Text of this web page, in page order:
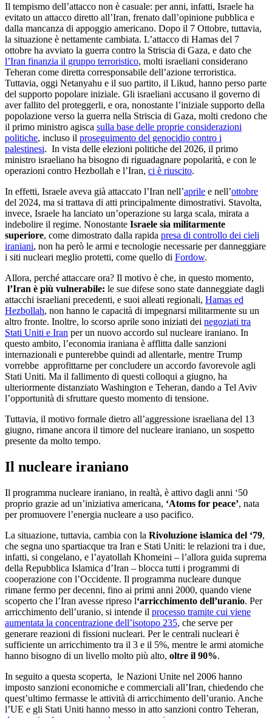
Il tempismo dell’attacco non è casuale: per anni, infatti, Israele ha
evitato un attacco diretto all’Iran, frenato dall’opinione pubblica e
dalla mancanza di appoggio americano. Dopo il 7 Ottobre, tuttavia,
la situazione è nettamente cambiata. L’attacco di Hamas del 7
ottobre ha avviato la guerra contro la Striscia di Gaza, e dato che
l’Iran finanzia il gruppo terroristico, molti israeliani considerano
Teheran come diretta corresponsabile dell’azione terroristica.
Tuttavia, oggi Netanyahu e il suo partito, il Likud, hanno perso parte
del supporto popolare iniziale. Gli israeliani accusano il governo di
aver fallito del proteggerli, e ora, nonostante l’iniziale supporto della
popolazione verso la guerra nella Striscia di Gaza, molti credono che
il primo ministro agisca sulla base delle proprie considerazioni
politiche, incluso il proseguimento del genocidio contro i
palestinesi. In vista delle elezioni politiche del 2026, il primo
ministro israeliano ha bisogno di riguadagnare popolarità, e con le
operazioni contro Hezbollah e l’Iran, ci è riuscito.
In effetti, Israele aveva già attaccato l’Iran nell’aprile e nell’ottobre
del 2024, ma si trattava di atti principalmente dimostrativi. Stavolta,
invece, Israele ha lanciato un’operazione su larga scala, mirata a
indebolire il regime. Nonostante Israele sia militarmente
superiore, come dimostrato dalla rapida presa di controllo dei cieli
iraniani, non ha però le armi e tecnologie necessarie per danneggiare
i siti nucleari meglio protetti, come quello di Fordow.
Allora, perché attaccare ora? Il motivo è che, in questo momento,
l’Iran è più vulnerabile: le sue difese sono state danneggiate dagli
attacchi israeliani precedenti, e suoi alleati regionali, Hamas ed
Hezbollah, non hanno le capacità di impegnarsi militarmente su un
altro fronte. Inoltre, lo scorso aprile sono iniziati dei negoziati tra
Stati Uniti e Iran per un nuovo accordo sul nucleare iraniano. In
questo ambito, l’economia iraniana è afflitta dalle sanzioni
internazionali e punterebbe quindi ad allentarle, mentre Trump
vorrebbe approfittarne per concludere un accordo favorevole agli
Stati Uniti. Ma il fallimento di questi colloqui a giugno, ha
ulteriormente distanziato Washington e Teheran, dando a Tel Aviv
l’opportunità di sfruttare questo momento di tensione.
Tuttavia, il motivo formale dietro all’aggressione israeliana del 13
giugno, rimane ancora il timore del nucleare iraniano, un sospetto
presente da molto tempo.
Il nucleare iraniano
Il programma nucleare iraniano, in realtà, è attivo dagli anni ‘50
proprio grazie ad un’iniziativa americana, ‘Atoms for peace’, nata
per promuovere l’energia nucleare a uso pacifico.
La situazione, tuttavia, cambia con la Rivoluzione islamica del ‘79,
che segna uno spartiacque tra Iran e Stati Uniti: le relazioni tra i due,
infatti, si congelano, e l’ayatollah Khomeini – l’allora guida suprema
della Repubblica Islamica d’Iran – blocca tutti i programmi di
cooperazione con l’Occidente. Il programma nucleare dunque
rimane fermo per decenni, fino ai primi anni 2000, quando viene
scoperto che l’Iran avesse ripreso l‘arricchimento dell’uranio. Per
arricchimento dell’uranio, si intende il processo tramite cui viene
aumentata la concentrazione dell’isotopo 235, che serve per
generare reazioni di fissioni nucleari. Per le centrali nucleari è
sufficiente un arricchimento tra il 3 e il 5%, mentre le armi atomiche
hanno bisogno di un livello molto più alto, oltre il 90%.
In seguito a questa scoperta, le Nazioni Unite nel 2006 hanno
imposto sanzioni economiche e commerciali all’Iran, chiedendo che
quest’ultimo fermasse le attività di arricchimento dell’uranio. Anche
l’UE e gli Stati Uniti hanno messo in atto sanzioni contro Teheran,